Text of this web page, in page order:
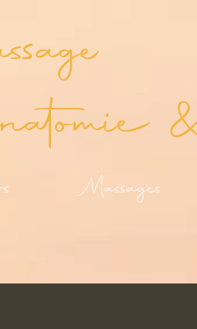
&
Massages